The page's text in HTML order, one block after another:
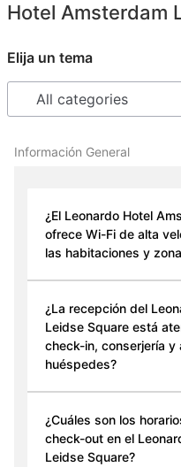
Hotel Amsterdam
Elija un tema
Información General
¿El Leonardo Hotel
ofrece Wi-Fi de alta
las habitaciones y
¿La recepción del
Leidse Square está
check-in, conserjería y
huéspedes?
¿Cuáles son los
check-out en el
Leidse Square?